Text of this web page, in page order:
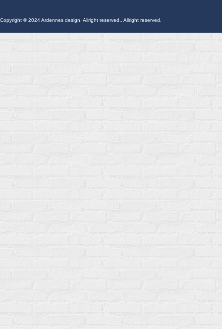
Copyright © 2024 Ardennes design. Allright reserved.. Allright reserved.